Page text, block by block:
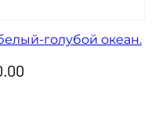
голубой океан.